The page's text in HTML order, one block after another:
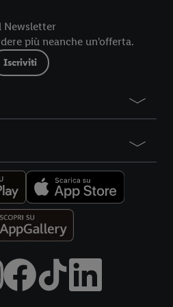
Newsletter
più neanche un'offerta.
Iscriviti
consultabili qui.